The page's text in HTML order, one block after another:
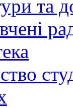
та